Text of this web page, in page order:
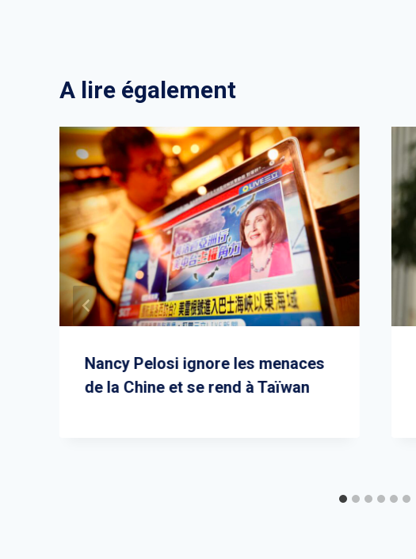
A lire également
Nancy Pelosi ignore les menaces
de la Chine et se rend à Taïwan